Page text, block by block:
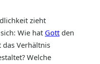
zieht
Wie hat Gott den
das Verhältnis
Welche